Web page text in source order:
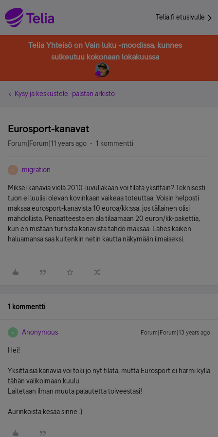
Telia.fi etusivulle
Telia Yhteisö on Vain luku -moodissa, kunnes
sulkeutuu kokonaan lokakuussa
Kysy ja keskustele -palstan arkisto
Eurosport-kanavat
Forum|Forum|11 years ago 1 kommentti
M migration
Miksei kanavia vielä 2010-luvullakaan voi tilata yksittäin? Teknisesti
tuon ei luulisi olevan kovinkaan vaikeaa toteuttaa. Voisin helposti
maksaa eurosport-kanavista 10 euroa/kk:ssa, jos tällainen olisi
mahdollista. Periaatteesta en ala tilaamaan 20 euron/kk-pakettia,
kun en mistään turhista kanavista tahdo maksaa. Lähes kaiken
haluamansa saa kuitenkin netin kautta näkymään ilmaiseksi.
1 kommentti
A Anonymous Forum|Forum|13 years ago
Hei!
Yksittäisiä kanavia voi toki jo nyt tilata, mutta Eurosport ei harmi kyllä
tähän valikoimaan kuulu.
Laitetaan ilman muuta palautetta toiveestasi!
Aurinkoista kesää sinne :)